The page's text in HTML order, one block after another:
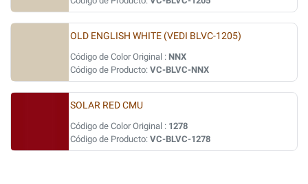
OLD ENGLISH WHITE (VEDI BLVC-1205)
Código de Color Original : NNX
Código de Producto: VC-BLVC-NNX
SOLAR RED CMU
Código de Color Original : 1278
Código de Producto: VC-BLVC-1278